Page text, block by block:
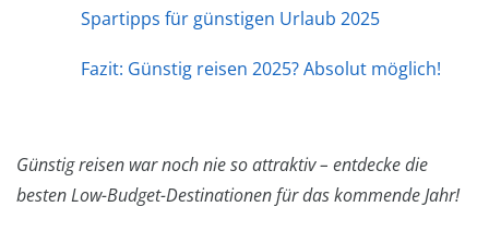
Spartipps für günstigen Urlaub 2025
Fazit: Günstig reisen 2025? Absolut möglich!
Günstig reisen war noch nie so attraktiv – entdecke die
besten Low-Budget-Destinationen für das kommende Jahr!